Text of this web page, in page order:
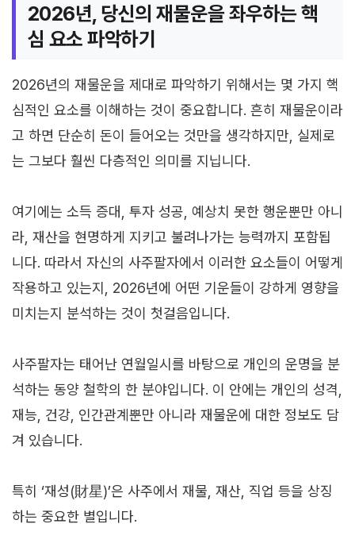
2026년, 당신의 재물운을 좌우하는 핵
심 요소 파악하기
2026년의 재물운을 제대로 파악하기 위해서는 몇 가지 핵
심적인 요소를 이해하는 것이 중요합니다. 흔히 재물운이라
고 하면 단순히 돈이 들어오는 것만을 생각하지만, 실제로
는 그보다 훨씬 다층적인 의미를 지닙니다.
여기에는 소득 증대, 투자 성공, 예상치 못한 행운뿐만 아니
라, 재산을 현명하게 지키고 불려나가는 능력까지 포함됩
니다. 따라서 자신의 사주팔자에서 이러한 요소들이 어떻게
작용하고 있는지, 2026년에 어떤 기운들이 강하게 영향을
미치는지 분석하는 것이 첫걸음입니다.
사주팔자는 태어난 연월일시를 바탕으로 개인의 운명을 분
석하는 동양 철학의 한 분야입니다. 이 안에는 개인의 성격,
재능, 건강, 인간관계뿐만 아니라 재물운에 대한 정보도 담
겨 있습니다.
특히 ‘재성(財星)’은 사주에서 재물, 재산, 직업 등을 상징
하는 중요한 별입니다.